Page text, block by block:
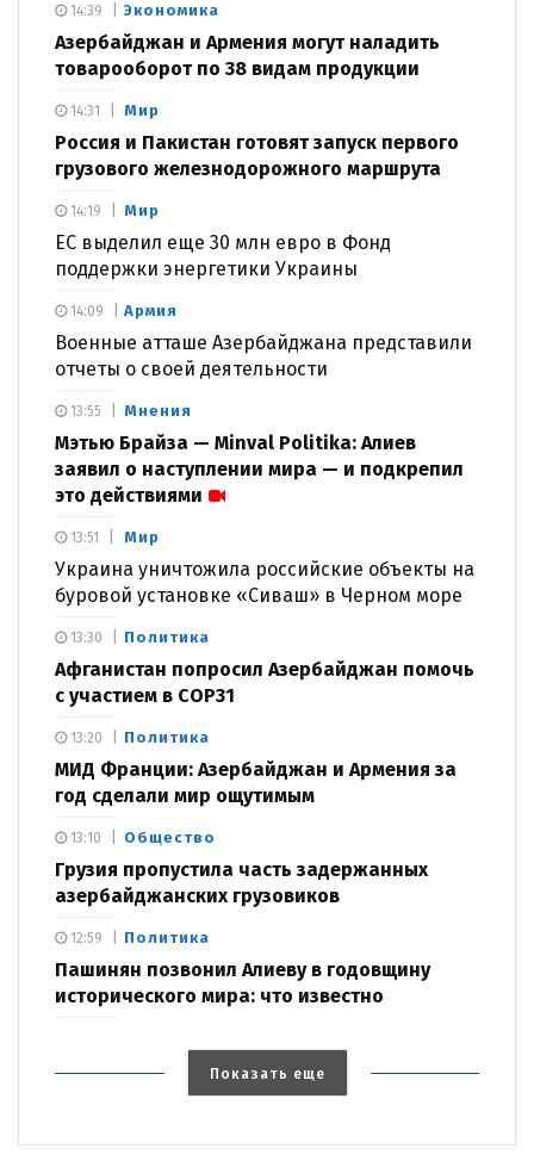
Экономика
Азербайджан и Армения могут наладить
товарооборот по 38 видам продукции
14:39
Мир
Россия и Пакистан готовят запуск первого
грузового железнодорожного маршрута
14:31
Мир
ЕС выделил еще 30 млн евро в Фонд
поддержки энергетики Украины
14:19
Армия
Военные атташе Азербайджана представили
отчеты о своей деятельности
14:09
Мнения
Мэтью Брайза — Minval Politika: Алиев
заявил о наступлении мира — и подкрепил
это действиями
13:55
Мир
Украина уничтожила российские объекты на
буровой установке «Сиваш» в Черном море
13:51
Политика
Афганистан попросил Азербайджан помочь
с участием в COP31
13:30
Политика
МИД Франции: Азербайджан и Армения за
год сделали мир ощутимым
13:20
Общество
Грузия пропустила часть задержанных
азербайджанских грузовиков
13:10
Политика
Пашинян позвонил Алиеву в годовщину
исторического мира: что известно
12:59
Показать еще